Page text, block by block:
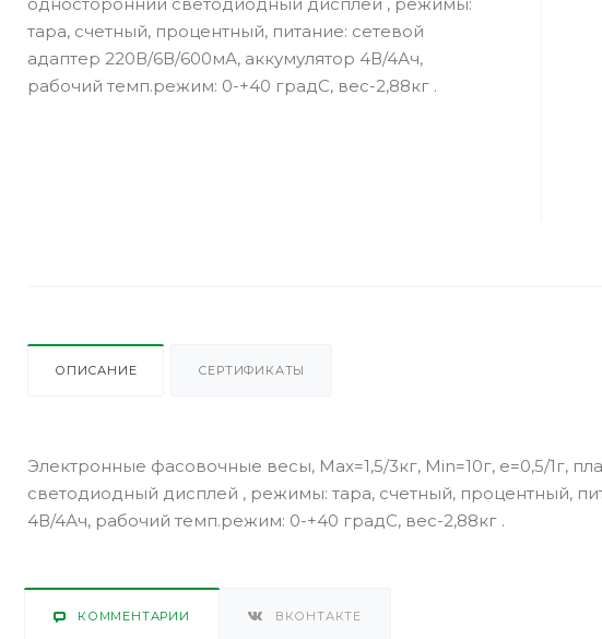
тара, счетный, процентный, питание: сетевой
адаптер 220В/6В/600мА, аккумулятор 4В/4Ач,
рабочий темп.режим: 0-+40 градС, вес-2,88кг .
ОПИСАНИЕ СЕРТИФИКАТЫ
Электронные фасовочные весы, Max=1,5/3кг, Min=10г, e=0,5/1г,
светодиодный дисплей , режимы: тара, счетный, процентный,
4В/4Ач, рабочий темп.режим: 0-+40 градС, вес-2,88кг .
КОММЕНТАРИИ ВКОНТАКТЕ